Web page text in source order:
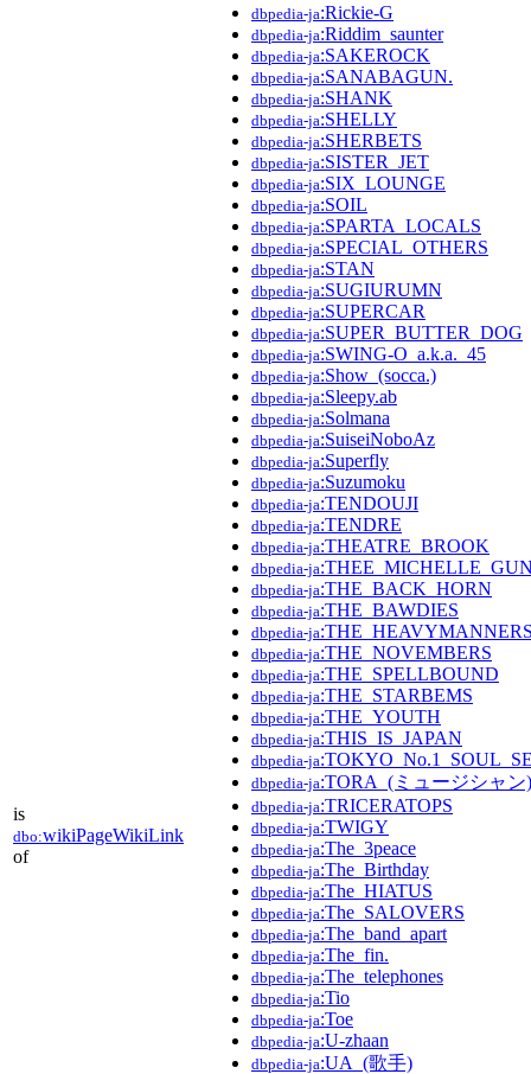
is
dbo:wikiPageWikiLink
of
dbpedia-ja:Rickie-G
dbpedia-ja:Riddim_saunter
dbpedia-ja:SAKEROCK
dbpedia-ja:SANABAGUN.
dbpedia-ja:SHANK
dbpedia-ja:SHELLY
dbpedia-ja:SHERBETS
dbpedia-ja:SISTER_JET
dbpedia-ja:SIX_LOUNGE
dbpedia-ja:SOIL
dbpedia-ja:SPARTA_LOCALS
dbpedia-ja:SPECIAL_OTHERS
dbpedia-ja:STAN
dbpedia-ja:SUGIURUMN
dbpedia-ja:SUPERCAR
dbpedia-ja:SUPER_BUTTER_DOG
dbpedia-ja:SWING-O_a.k.a._45
dbpedia-ja:Show_(socca.)
dbpedia-ja:Sleepy.ab
dbpedia-ja:Solmana
dbpedia-ja:SuiseiNoboAz
dbpedia-ja:Superfly
dbpedia-ja:Suzumoku
dbpedia-ja:TENDOUJI
dbpedia-ja:TENDRE
dbpedia-ja:THEATRE_BROOK
dbpedia-ja
dbpedia-ja:THE_BACK_HORN
dbpedia-ja:THE_BAWDIES
dbpedia-ja
dbpedia-ja:THE_NOVEMBERS
dbpedia-ja:THE_SPELLBOUND
dbpedia-ja:THE_STARBEMS
dbpedia-ja:THE_YOUTH
dbpedia-ja:THIS_IS_JAPAN
dbpedia-ja
dbpedia-ja:TORA_(ミュージシャン)
dbpedia-ja:TRICERATOPS
dbpedia-ja:TWIGY
dbpedia-ja:The_3peace
dbpedia-ja:The_Birthday
dbpedia-ja:The_HIATUS
dbpedia-ja:The_SALOVERS
dbpedia-ja:The_band_apart
dbpedia-ja:The_fin.
dbpedia-ja:The_telephones
dbpedia-ja:Tio
dbpedia-ja:Toe
dbpedia-ja:U-zhaan
dbpedia-ja:UA_(歌手)